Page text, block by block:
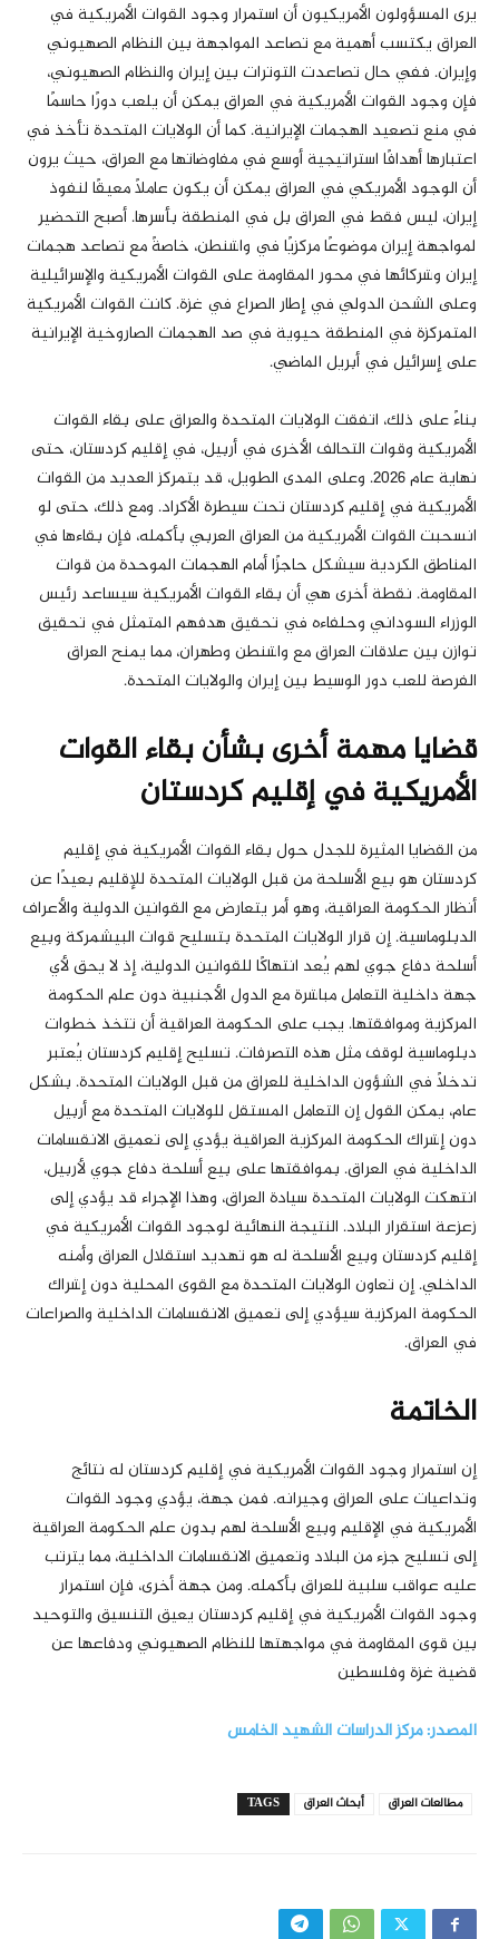
يرى المسؤولون الأمريكيون أن استمرار وجود القوات الأمريكية في
العراق يكتسب أهمية مع تصاعد المواجهة بين النظام الصهيوني
وإيران. ففي حال تصاعدت التوترات بين إيران والنظام الصهيوني،
فإن وجود القوات الأمريكية في العراق يمكن أن يلعب دورًا حاسمًا
في منع تصعيد الهجمات الإيرانية. كما أن الولايات المتحدة تأخذ في
اعتبارها أهدافًا استراتيجية أوسع في مفاوضاتها مع العراق، حيث يرون
أن الوجود الأمريكي في العراق يمكن أن يكون عاملًا معيقًا لنفوذ
إيران، ليس فقط في العراق بل في المنطقة بأسرها. أصبح التحضير
لمواجهة إيران موضوعًا مركزيًا في واشنطن، خاصةً مع تصاعد هجمات
إيران وشركائها في محور المقاومة على القوات الأمريكية والإسرائيلية
وعلى الشحن الدولي في إطار الصراع في غزة. كانت القوات الأمريكية
المتمركزة في المنطقة حيوية في صد الهجمات الصاروخية الإيرانية
على إسرائيل في أبريل الماضي.
بناءً على ذلك، اتفقت الولايات المتحدة والعراق على بقاء القوات
الأمريكية وقوات التحالف الأخرى في أربيل، في إقليم كردستان، حتى
نهاية عام 2026. وعلى المدى الطويل، قد يتمركز العديد من القوات
الأمريكية في إقليم كردستان تحت سيطرة الأكراد. ومع ذلك، حتى لو
انسحبت القوات الأمريكية من العراق العربي بأكمله، فإن بقاءها في
المناطق الكردية سيشكل حاجزًا أمام الهجمات الموحدة من قوات
المقاومة. نقطة أخرى هي أن بقاء القوات الأمريكية سيساعد رئيس
الوزراء السوداني وحلفاءه في تحقيق هدفهم المتمثل في تحقيق
توازن بين علاقات العراق مع واشنطن وطهران، مما يمنح العراق
الفرصة للعب دور الوسيط بين إيران والولايات المتحدة.
قضايا مهمة أخرى بشأن بقاء القوات
الأمريكية في إقليم كردستان
من القضايا المثيرة للجدل حول بقاء القوات الأمريكية في إقليم
كردستان هو بيع الأسلحة من قبل الولايات المتحدة للإقليم بعيدًا عن
أنظار الحكومة العراقية، وهو أمر يتعارض مع القوانين الدولية والأعراف
الدبلوماسية. إن قرار الولايات المتحدة بتسليح قوات البيشمركة وبيع
أسلحة دفاع جوي لهم يُعد انتهاكًا للقوانين الدولية، إذ لا يحق لأي
جهة داخلية التعامل مباشرة مع الدول الأجنبية دون علم الحكومة
المركزية وموافقتها. يجب على الحكومة العراقية أن تتخذ خطوات
دبلوماسية لوقف مثل هذه التصرفات. تسليح إقليم كردستان يُعتبر
تدخلًا في الشؤون الداخلية للعراق من قبل الولايات المتحدة. بشكل
عام، يمكن القول إن التعامل المستقل للولايات المتحدة مع أربيل
دون إشراك الحكومة المركزية العراقية يؤدي إلى تعميق الانقسامات
الداخلية في العراق. بموافقتها على بيع أسلحة دفاع جوي لأربيل،
انتهكت الولايات المتحدة سيادة العراق، وهذا الإجراء قد يؤدي إلى
زعزعة استقرار البلاد. النتيجة النهائية لوجود القوات الأمريكية في
إقليم كردستان وبيع الأسلحة له هو تهديد استقلال العراق وأمنه
الداخلي. إن تعاون الولايات المتحدة مع القوى المحلية دون إشراك
الحكومة المركزية سيؤدي إلى تعميق الانقسامات الداخلية والصراعات
في العراق.
الخاتمة
إن استمرار وجود القوات الأمريكية في إقليم كردستان له نتائج
وتداعيات على العراق وجيرانه. فمن جهة، يؤدي وجود القوات
الأمريكية في الإقليم وبيع الأسلحة لهم بدون علم الحكومة العراقية
إلى تسليح جزء من البلاد وتعميق الانقسامات الداخلية، مما يترتب
عليه عواقب سلبية للعراق بأكمله. ومن جهة أخرى، فإن استمرار
وجود القوات الأمريكية في إقليم كردستان يعيق التنسيق والتوحيد
بين قوى المقاومة في مواجهتها للنظام الصهيوني ودفاعها عن
قضية غزة وفلسطين
المصدر: مرکز الدراسات الشهید الخامس
TAGS أبحاث العراق مطالعات العراق